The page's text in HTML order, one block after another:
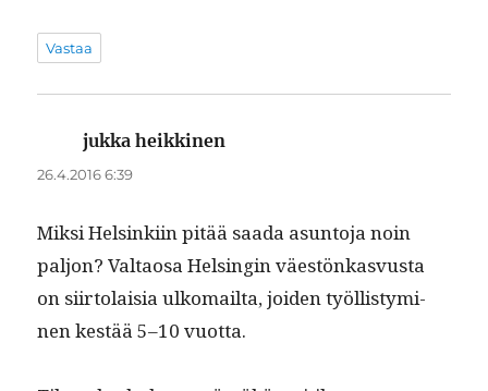
Vastaa
jukka heikkinen
26.4.2016 6:39
Mik­si Helsinki­in pitää saa­da asun­to­ja noin
paljon? Val­taosa Helsin­gin väestönkasvus­ta
on siir­to­laisia ulko­mail­ta, joiden työl­listymi­
nen kestää 5–10 vuotta.